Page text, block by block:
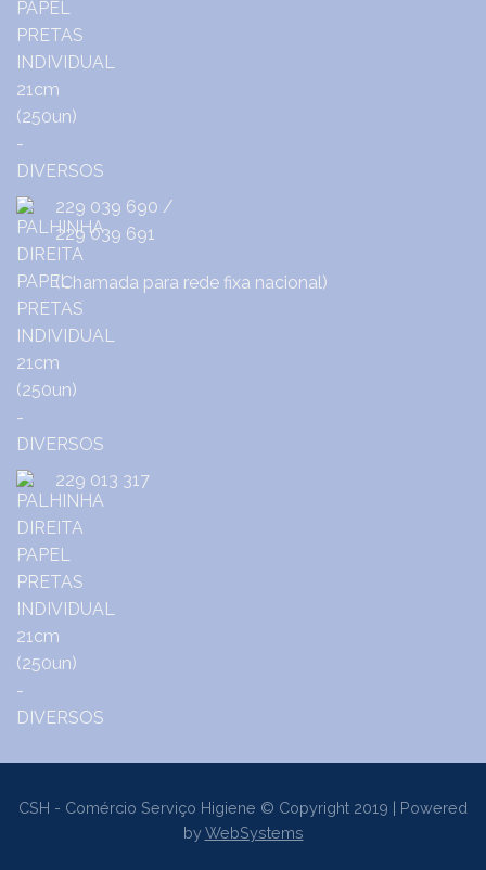
229 039 690 /
229 039 691
(Chamada para rede fixa nacional)
229 013 317
CSH - Comércio Serviço Higiene © Copyright 2019 | Powered
byWebSystems